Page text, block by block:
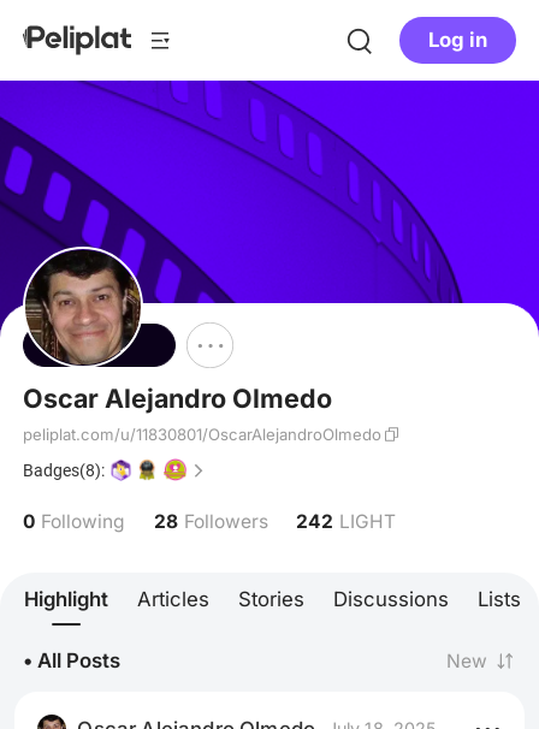
Log in
Follow
Oscar Alejandro Olmedo
peliplat.com/u/11830801/OscarAlejandroOlmedo
Badges(8):
0 Following 28 Followers 242 LIGHT
Highlight Articles Stories Discussions Lists
• All Posts New